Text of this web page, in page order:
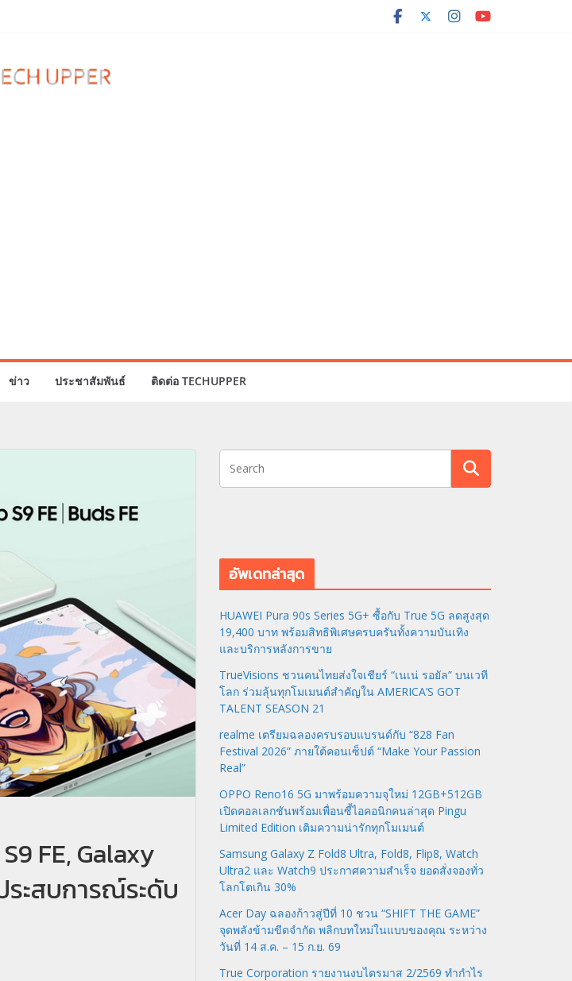
ข่าว ประชาสัมพันธ์ ติดต่อ TECHUPPER
FE, Galaxy
ระสบการณ์ระดับ
อัพเดทล่าสุด
HUAWEI Pura 90s Series 5G+ ซื้อกับ True 5G ลดสูงสุด
19,400 บาท พร้อมสิทธิพิเศษครบครันทั้งความบันเทิง
และบริการหลังการขาย
TrueVisions ชวนคนไทยส่งใจเชียร์ “เนเน่ รอยัล” บนเวที
โลก ร่วมลุ้นทุกโมเมนต์สำคัญใน AMERICA’S GOT
TALENT SEASON 21
realme เตรียมฉลองครบรอบแบรนด์กับ “828 Fan
Festival 2026” ภายใต้คอนเซ็ปต์ “Make Your Passion
Real”
OPPO Reno16 5G มาพร้อมความจุใหม่ 12GB+512GB
เปิดคอลเลกชันพร้อมเพื่อนซี้ไอคอนิกคนล่าสุด Pingu
Limited Edition เติมความน่ารักทุกโมเมนต์
Samsung Galaxy Z Fold8 Ultra, Fold8, Flip8, Watch
Ultra2 และ Watch9 ประกาศความสำเร็จ ยอดสั่งจองทั่ว
โลกโตเกิน 30%
Acer Day ฉลองก้าวสู่ปีที่ 10 ชวน “SHIFT THE GAME”
จุดพลังข้ามขีดจำกัด พลิกบทใหม่ในแบบของคุณ ระหว่าง
วันที่ 14 ส.ค. – 15 ก.ย. 69
True Corporation รายงานงบไตรมาส 2/2569 ทำกำไร